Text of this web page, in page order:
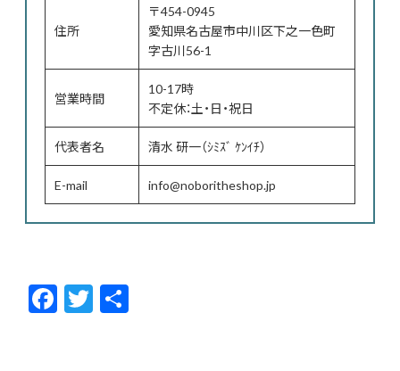
住所
〒454-0945
愛知県名古屋市中川区下之一色町
字古川56-1
営業時間
10-17時
不定休：土・日・祝日
代表者名 清水 研一（ｼﾐｽﾞ ｹﾝｲﾁ）
E-mail info@noboritheshop.jp
F
ac
T
w